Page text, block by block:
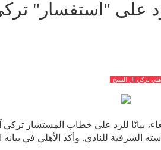
على "استفسار"
تركي ال الشيخ
بيانًا للرد على خطاب المستشار
الشرفية للنادي. وأكد الأهلي في